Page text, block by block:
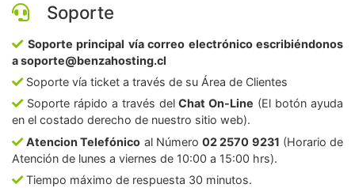
Soporte
Soporte principal vía correo electrónico escribiéndonos
a soporte@benzahosting.cl
Soporte vía ticket a través de su Área de Clientes
Soporte rápido a través delChat On-Line (El botón ayuda
en el costado derecho de nuestro sitio web).
Atencion Telefónico al Número02 2570 9231 (Horario de
Atención de lunes a viernes de 10:00 a 15:00 hrs).
Tiempo máximo de respuesta 30 minutos.